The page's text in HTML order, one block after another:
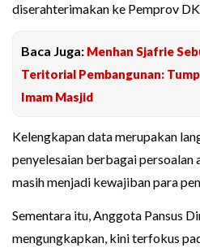
diserahterimakan ke Pemprov
Baca Juga: Menhan Sjafrie
Teritorial Pembangunan:
Imam Masjid
Kelengkapan data merupakan
penyelesaian berbagai persoalan
masih menjadi kewajiban para
Sementara itu, Anggota Pansus
mengungkapkan, kini terfokus